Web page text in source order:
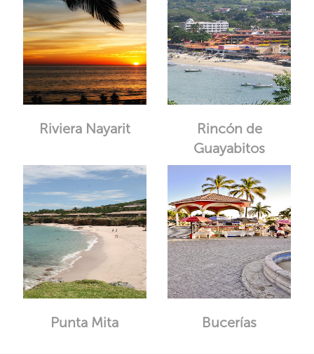
Riviera Nayarit
Rincón de
Guayabitos
Punta Mita Bucerías